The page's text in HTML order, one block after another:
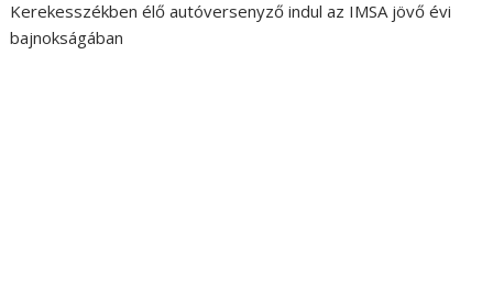
Kerekesszékben élő autóversenyző indul az IMSA jövő évi
bajnokságában